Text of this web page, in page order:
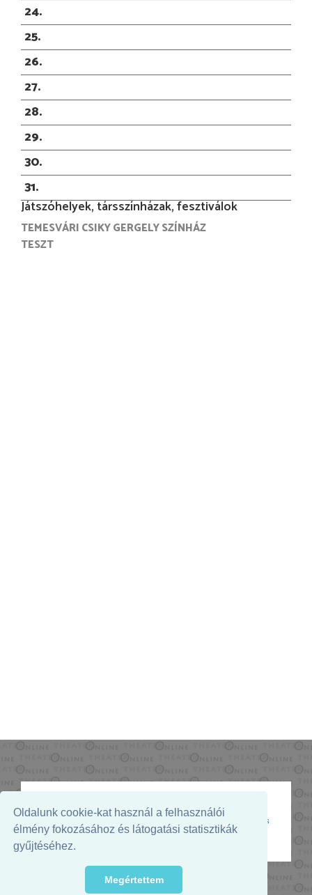
Oldalunk cookie-kat használ a felhasználói
élmény fokozásához és látogatási statisztikák
gyűjtéséhez.
Megértettem
24
25
26
27
28
29
30
31
Játszóhelyek, társszínházak, fesztiválok
TEMESVÁRI CSIKY GERGELY SZÍNHÁZ
TESZT
Az oldal megjelenését támogatja:
© 2026. - THEATER Online -theater.hu